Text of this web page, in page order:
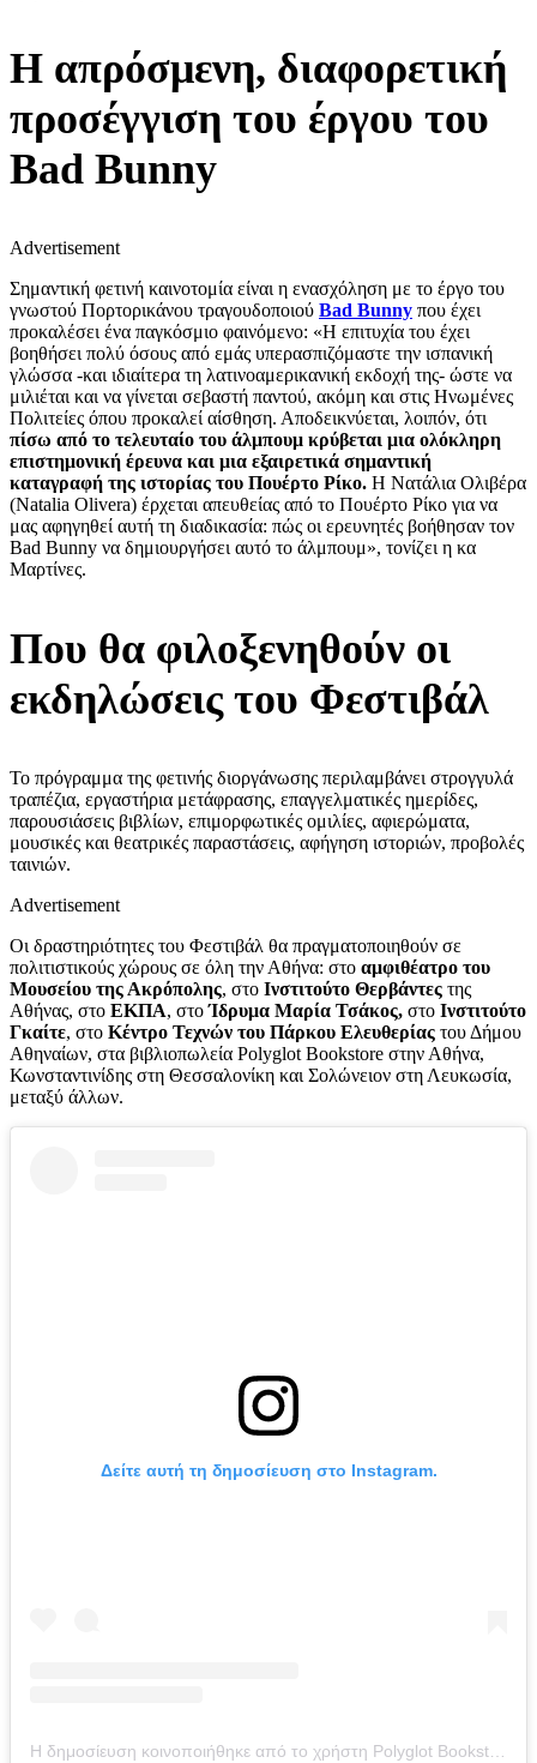
Η απρόσμενη, διαφορετική
προσέγγιση του έργου του
Bad Bunny
Advertisement
Σημαντική φετινή καινοτομία είναι η ενασχόληση με το έργο του
γνωστού Πορτορικάνου τραγουδοποιού Bad Bunny που έχει
προκαλέσει ένα παγκόσμιο φαινόμενο: «Η επιτυχία του έχει
βοηθήσει πολύ όσους από εμάς υπερασπιζόμαστε την ισπανική
γλώσσα -και ιδιαίτερα τη λατινοαμερικανική εκδοχή της- ώστε να
μιλιέται και να γίνεται σεβαστή παντού, ακόμη και στις Ηνωμένες
Πολιτείες όπου προκαλεί αίσθηση. Αποδεικνύεται, λοιπόν, ότι
πίσω από το τελευταίο του άλμπουμ κρύβεται μια ολόκληρη
επιστημονική έρευνα και μια εξαιρετικά σημαντική
καταγραφή της ιστορίας του Πουέρτο Ρίκο. Η Νατάλια Ολιβέρα
(Natalia Olivera) έρχεται απευθείας από το Πουέρτο Ρίκο για να
μας αφηγηθεί αυτή τη διαδικασία: πώς οι ερευνητές βοήθησαν τον
Bad Bunny να δημιουργήσει αυτό το άλμπουμ», τονίζει η κα
Μαρτίνες.
Που θα φιλοξενηθούν οι
εκδηλώσεις του Φεστιβάλ
Το πρόγραμμα της φετινής διοργάνωσης περιλαμβάνει στρογγυλά
τραπέζια, εργαστήρια μετάφρασης, επαγγελματικές ημερίδες,
παρουσιάσεις βιβλίων, επιμορφωτικές ομιλίες, αφιερώματα,
μουσικές και θεατρικές παραστάσεις, αφήγηση ιστοριών, προβολές
ταινιών.
Advertisement
Οι δραστηριότητες του Φεστιβάλ θα πραγματοποιηθούν σε
πολιτιστικούς χώρους σε όλη την Αθήνα: στο αμφιθέατρο του
Μουσείου της Ακρόπολης, στο Ινστιτούτο Θερβάντες της
Αθήνας, στο ΕΚΠΑ, στοΊδρυμα Μαρία Τσάκος, στο Ινστιτούτο
Γκαίτε, στο Κέντρο Τεχνών του Πάρκου Ελευθερίας του Δήμου
Αθηναίων, στα βιβλιοπωλεία Polyglot Bookstore στην Αθήνα,
Κωνσταντινίδης στη Θεσσαλονίκη και Σολώνειον στη Λευκωσία,
μεταξύ άλλων.
Δείτε αυτή τη δημοσίευση στο Instagram.